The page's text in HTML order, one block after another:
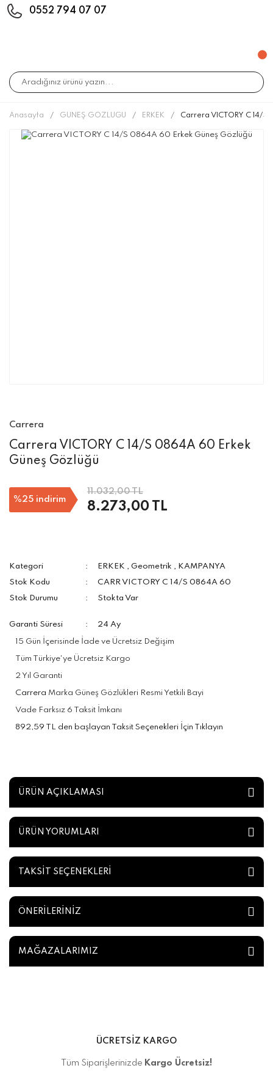
0552 794 07 07
Anasayfa GÜNEŞ GÖZLÜĞÜ ERKEK Carrera VICTORY C 14/
Carrera
Carrera VICTORY C 14/S 0864A 60 Erkek
Güneş Gözlüğü
%25 indirim
11.032,00 TL
8.273,00 TL
Kategori ERKEK ,Geometrik , KAMPANYA
Stok Kodu
CARR VICTORY C 14/S 0864A 60
Stok Durumu
Stokta Var
Garanti Süresi 24 Ay
15 Gün İçerisinde İade ve Ücretsiz Değişim
Tüm Türkiye'ye Ücretsiz Kargo
2 Yıl Garanti
Carrera Marka Güneş Gözlükleri Resmi Yetkili Bayi
Vade Farksız 6 Taksit İmkanı
892,59 TL den başlayan Taksit Seçenekleri İçin Tıklayın
ÜRÜN AÇIKLAMASI
ÜRÜN YORUMLARI
TAKSİT SEÇENEKLERİ
ÖNERİLERİNİZ
MAĞAZALARIMIZ
ÜCRETSİZ KARGO
Tüm Siparişlerinizde Kargo Ücretsiz!